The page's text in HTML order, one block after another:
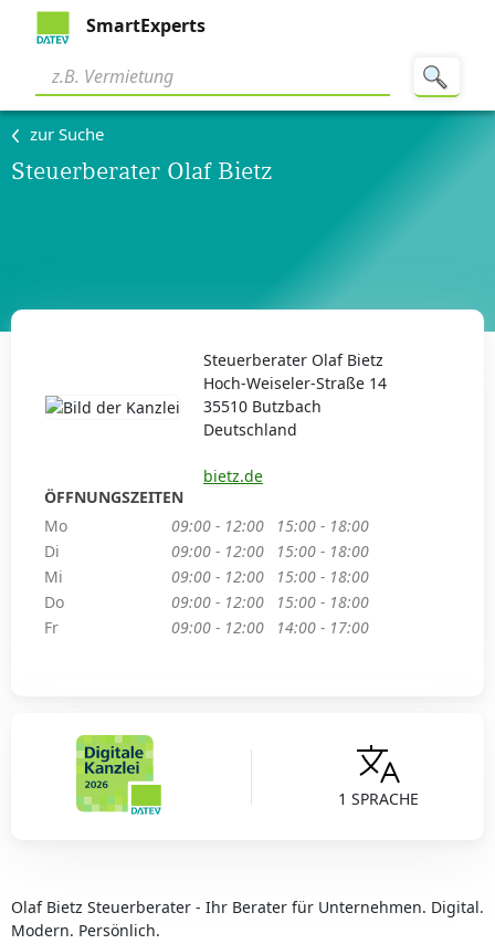
SmartExperts
zur Suche
Steuerberater Olaf Bietz
1 SPRACHE
Olaf Bietz Steuerberater - Ihr Berater für Unternehmen. Digital.
Modern. Persönlich.
Steuerberater Olaf Bietz
Hoch-Weiseler-Straße 14
35510 Butzbach
Deutschland
bietz.de
ÖFFNUNGSZEITEN
Mo
09:00 - 12:00
15:00 - 18:00
Di
09:00 - 12:00
15:00 - 18:00
Mi
09:00 - 12:00
15:00 - 18:00
Do
09:00 - 12:00
15:00 - 18:00
Fr
09:00 - 12:00 14:00 - 17:00